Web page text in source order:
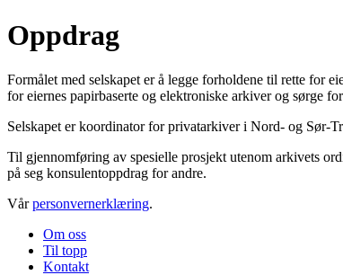
Oppdrag
Formålet med selskapet er å legge forholdene til rette for
for eiernes papirbaserte og elektroniske arkiver og sørge
Selskapet er koordinator for privatarkiver i Nord- og Sør-
Til gjennomføring av spesielle prosjekt utenom arkivets
på seg konsulentoppdrag for andre.
Vårpersonvernerklæring.
Om oss
Til topp
Kontakt